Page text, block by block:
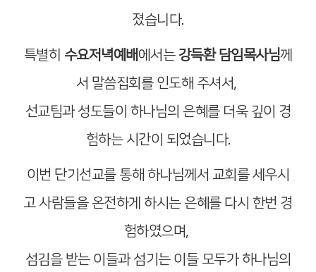
졌습니다.
특별히 수요저녁예배에서는 강득환 담임목사님께
서 말씀집회를 인도해 주셔서,
선교팀과 성도들이 하나님의 은혜를 더욱 깊이 경
험하는 시간이 되었습니다.
이번 단기선교를 통해 하나님께서 교회를 세우시
고 사람들을 온전하게 하시는 은혜를 다시 한번 경
험하였으며,
섬김을 받는 이들과 섬기는 이들 모두가 하나님의